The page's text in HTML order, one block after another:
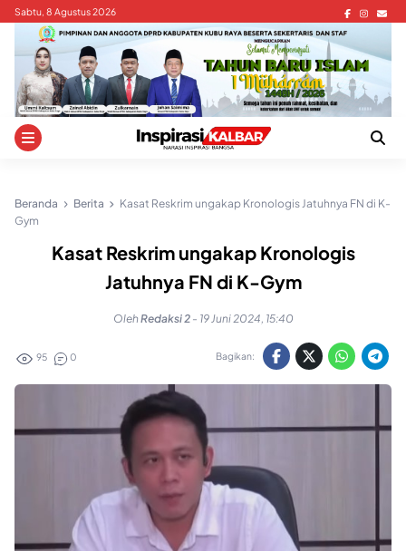
Skip
content
Sabtu, 8 Agustus 2026
Beranda Berita
Kasat Reskrim ungakap Kronologis Jatuhnya FN di K-
Gym
Kasat Reskrim ungakap Kronologis
Jatuhnya FN di K-Gym
OlehRedaksi 2 - 19 Juni 2024, 15:40
95 0 Bagikan: